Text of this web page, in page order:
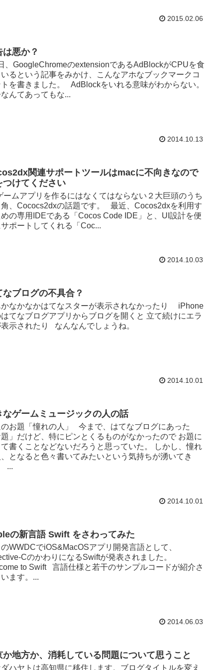
2015.02.06
は悪か？
GoogleChromeのextensionであるAdBlockがCPUを食
るという記事をみかけ、こんなアホなブックマークコ
を書きました。 AdBlockをいれる意味がわからない。
んてあってもな...
2014.10.13
関連サポートツールはmacに不向きなので
つけてください
ームアプリを作るにはなくてはならない２大巨頭のうち
、Cococs2dxの話題です。 最近、Cocos2dxを利用す
の専用IDEである「Cocos Code IDE」と、UI設計を便
ポートしてくれる「Coc...
2014.10.03
なブログの不具合？
かなかなかはてなスターが表示されなかったり iPhone
てなブログアプリからブログを開くと 立て続けにエラ
示されたり なんなんでしょうね。
2014.10.01
なゲームミュージックの人の話
お題「憧れの人」 今まで、はてなブログにあった
」だけど、特にピンとくるものがなかったので お題に
書くことなどないだろうと思っていた。 しかし、憧れ
となると色々書いてみたいという気持ちが湧いてき
...
2014.10.01
の新言語 Swift をさわってみた
WWDCでiOS&MacOSアプリ開発言語として、
CのかわりになるSwiftが発表されました。
to Swift 言語仕様と若干のサンプルコードが紹介さ
ます。...
2014.06.03
か地方か、消耗している問題について思うこと
ハヤトは高知県に移住します。ブログタイトルを変え